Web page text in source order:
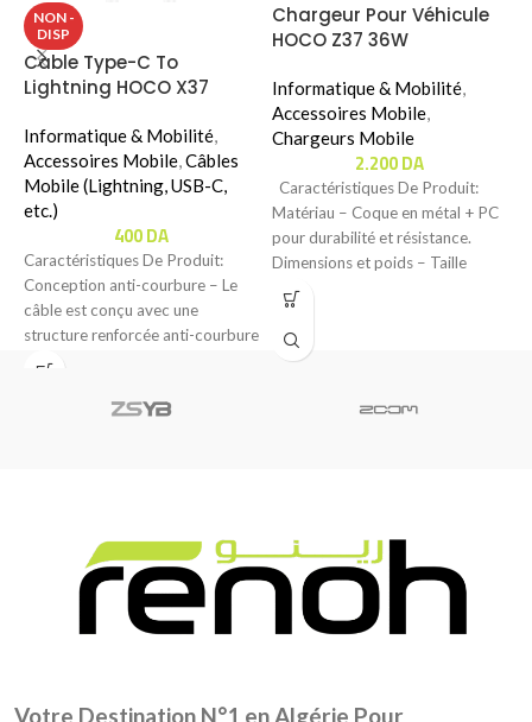
NON -
DISP
Cable Type-C To
Lightning HOCO X37
Informatique & Mobilité,
Accessoires Mobile,Câbles
Mobile (Lightning, USB-C,
etc.)
400DA
Caractéristiques De Produit:
Conception anti-courbure – Le
câble est conçu avec une
structure renforcée anti-courbure
pour offrir une meilleure
Chargeur Pour Véhicule
HOCO Z37 36W
Informatique & Mobilité,
Accessoires Mobile,
Chargeurs Mobile
2.200DA
Caractéristiques De Produit:
Matériau – Coque en métal + PC
pour durabilité et résistance.
Dimensions et poids – Taille
Votre Destination N°1 en Algérie Pour